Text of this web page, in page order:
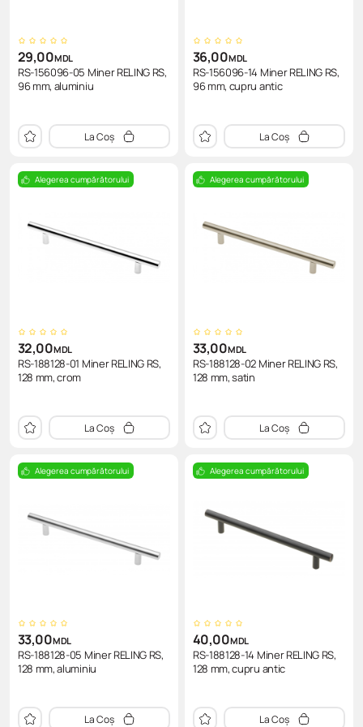
29,00MDL
RS-156096-05 Miner RELING RS,
96 mm, aluminiu
La Coș
36,00MDL
RS-156096-14 Miner RELING RS,
96 mm, cupru antic
La Coș
Alegerea cumpărătorului
32,00MDL
RS-188128-01 Miner RELING RS,
128 mm, crom
La Coș
Alegerea cumpărătorului
33,00MDL
RS-188128-02 Miner RELING RS,
128 mm, satin
La Coș
Alegerea cumpărătorului
33,00MDL
RS-188128-05 Miner RELING RS,
128 mm, aluminiu
La Coș
Alegerea cumpărătorului
40,00MDL
RS-188128-14 Miner RELING RS,
128 mm, cupru antic
La Coș